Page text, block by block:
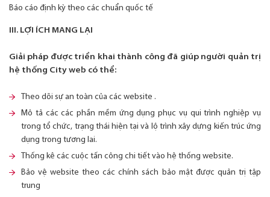
Báo cáo định kỳ theo các chuẩn quốc tế
III. LỢI ÍCH MANG LẠI
Giải pháp được triển khai thành công đã giúp người quản trị
hệ thống City web có thể:
Theo dõi sự an toàn của các website .
Mô tả các các phần mềm ứng dụng phục vụ qui trình nghiệp vụ
trong tổ chức, trạng thái hiện tại và lộ trình xây dựng kiến trúc ứng
dụng trong tương lai.
Thống kê các cuộc tấn công chi tiết vào hệ thống website.
Bảo vệ website theo các chính sách bảo mật được quản trị tập
trung